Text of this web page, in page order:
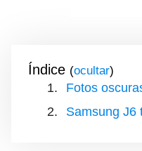
Índice ( )
Fotos
Samsung J6